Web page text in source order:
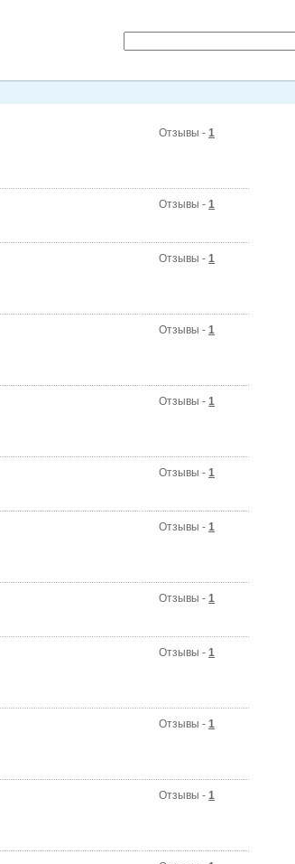
Отзывы - 1
Отзывы - 1
Отзывы - 1
Отзывы - 1
Отзывы - 1
Отзывы - 1
Отзывы - 1
Отзывы - 1
Отзывы - 1
Отзывы - 1
Отзывы - 1